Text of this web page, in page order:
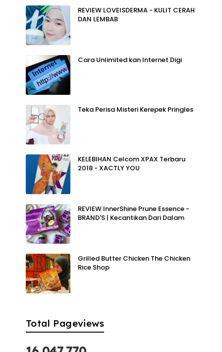
REVIEW LOVEISDERMA - KULIT CERAH
DAN LEMBAB
Cara Unlimited kan Internet Digi
Teka Perisa Misteri Kerepek Pringles
KELEBIHAN Celcom XPAX Terbaru
2018 - XACTLY YOU
REVIEW InnerShine Prune Essence -
BRAND'S | Kecantikan Dari Dalam
Grilled Butter Chicken The Chicken
Rice Shop
Total Pageviews